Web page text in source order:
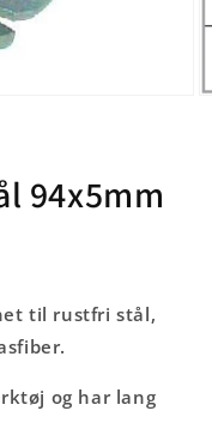
94x5mm
til rustfri stål,
og har lang